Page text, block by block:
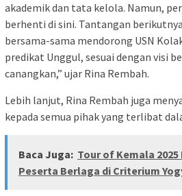
akademik dan tata kelola. Namun,
berhenti di sini. Tantangan
bersama-sama mendorong USN
predikat Unggul, sesuai dengan visi
canangkan,” ujar Rina Rembah.
Lebih lanjut, Rina Rembah juga
kepada semua pihak yang terlibat
Baca Juga: Tour of Kemala
Peserta Berlaga di Criterium